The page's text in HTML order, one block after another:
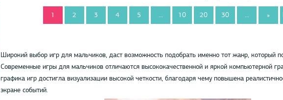
1 2 3 4 5 ... 10 20 30 ... »
Широкий выбор игр для мальчиков, даст возможность подобрать именно тот жанр, который
Современные игры для мальчиков отличаются высококачественной и яркой компьютерной
графика игр достигла визуализации высокой четкости, благодаря чему повышена
экране событий.